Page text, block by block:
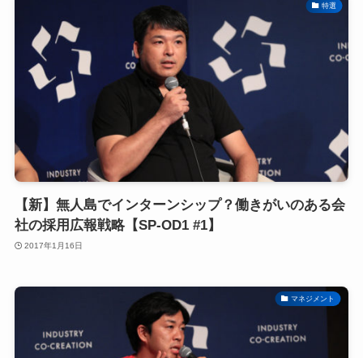
特選
【新】無人島でインターンシップ？働きがいのある会
社の採用広報戦略【SP-OD1 #1】
2017年1月16日
マネジメント